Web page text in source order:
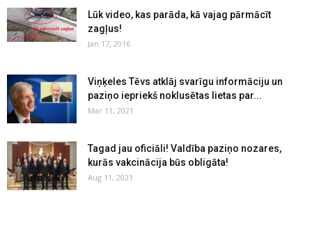
Lūk video, kas parāda, kā vajag pārmācīt
zagļus!
Jan 17, 2016
Viņķeles Tēvs atklāj svarīgu informāciju un
paziņo iepriekš noklusētas lietas par...
Mar 11, 2021
Tagad jau oficiāli! Valdība paziņo nozares,
kurās vakcinācija būs obligāta!
Aug 11, 2021